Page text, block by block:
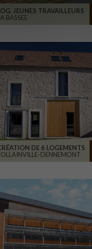
JEUNES TRAVAILLEURS
BASSEE
DE 6 LOGEMENTS
DENNEMONT